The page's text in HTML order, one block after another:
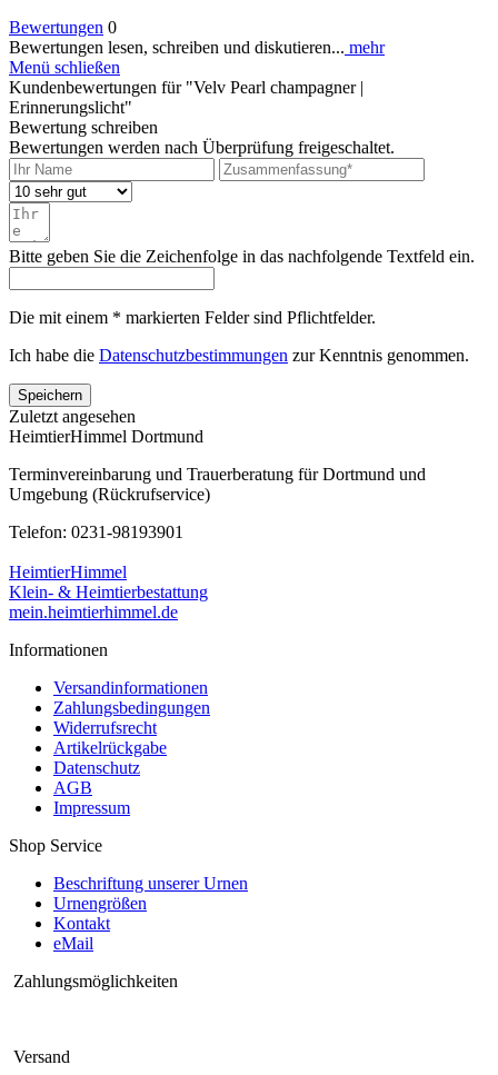
Bewertungen 0
Bewertungen lesen, schreiben und diskutieren... mehr
Menü schließen
Kundenbewertungen für "Velv Pearl champagner |
Erinnerungslicht"
Bewertung schreiben
Bewertungen werden nach Überprüfung freigeschaltet.
Bitte geben Sie die Zeichenfolge in das nachfolgende Textfeld ein.
Die mit einem * markierten Felder sind Pflichtfelder.
Ich habe die Datenschutzbestimmungen zur Kenntnis genommen.
Speichern
Zuletzt angesehen
HeimtierHimmel Dortmund
Terminvereinbarung und Trauerberatung für Dortmund und
Umgebung (Rückrufservice)
Telefon: 0231-98193901
HeimtierHimmel
Klein- & Heimtierbestattung
mein.heimtierhimmel.de
Informationen
Versandinformationen
Zahlungsbedingungen
Widerrufsrecht
Artikelrückgabe
Datenschutz
AGB
Impressum
Shop Service
Beschriftung unserer Urnen
Urnengrößen
Kontakt
eMail
Zahlungsmöglichkeiten
Versand